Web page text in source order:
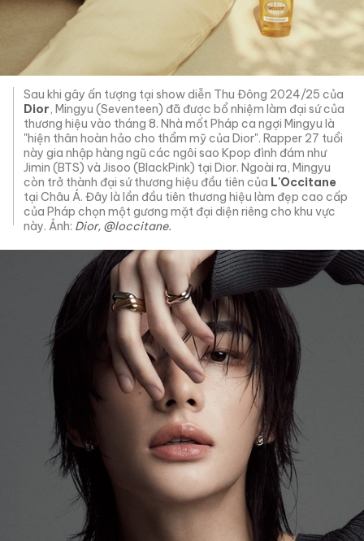
Sau khi gây ấn tượng tại show diễn Thu Đông 2024/25 của
Dior, Mingyu (Seventeen) đã được bổ nhiệm làm đại sứ của
thương hiệu vào tháng 8. Nhà mốt Pháp ca ngợi Mingyu là
"hiện thân hoàn hảo cho thẩm mỹ của Dior". Rapper 27 tuổi
này gia nhập hàng ngũ các ngôi sao Kpop đình đám như
Jimin (BTS) và Jisoo (BlackPink) tại Dior. Ngoài ra, Mingyu
còn trở thành đại sứ thương hiệu đầu tiên của L'Occitane
tại Châu Á. Đây là lần đầu tiên thương hiệu làm đẹp cao cấp
của Pháp chọn một gương mặt đại diện riêng cho khu vực
này. Ảnh: Dior, @loccitane.